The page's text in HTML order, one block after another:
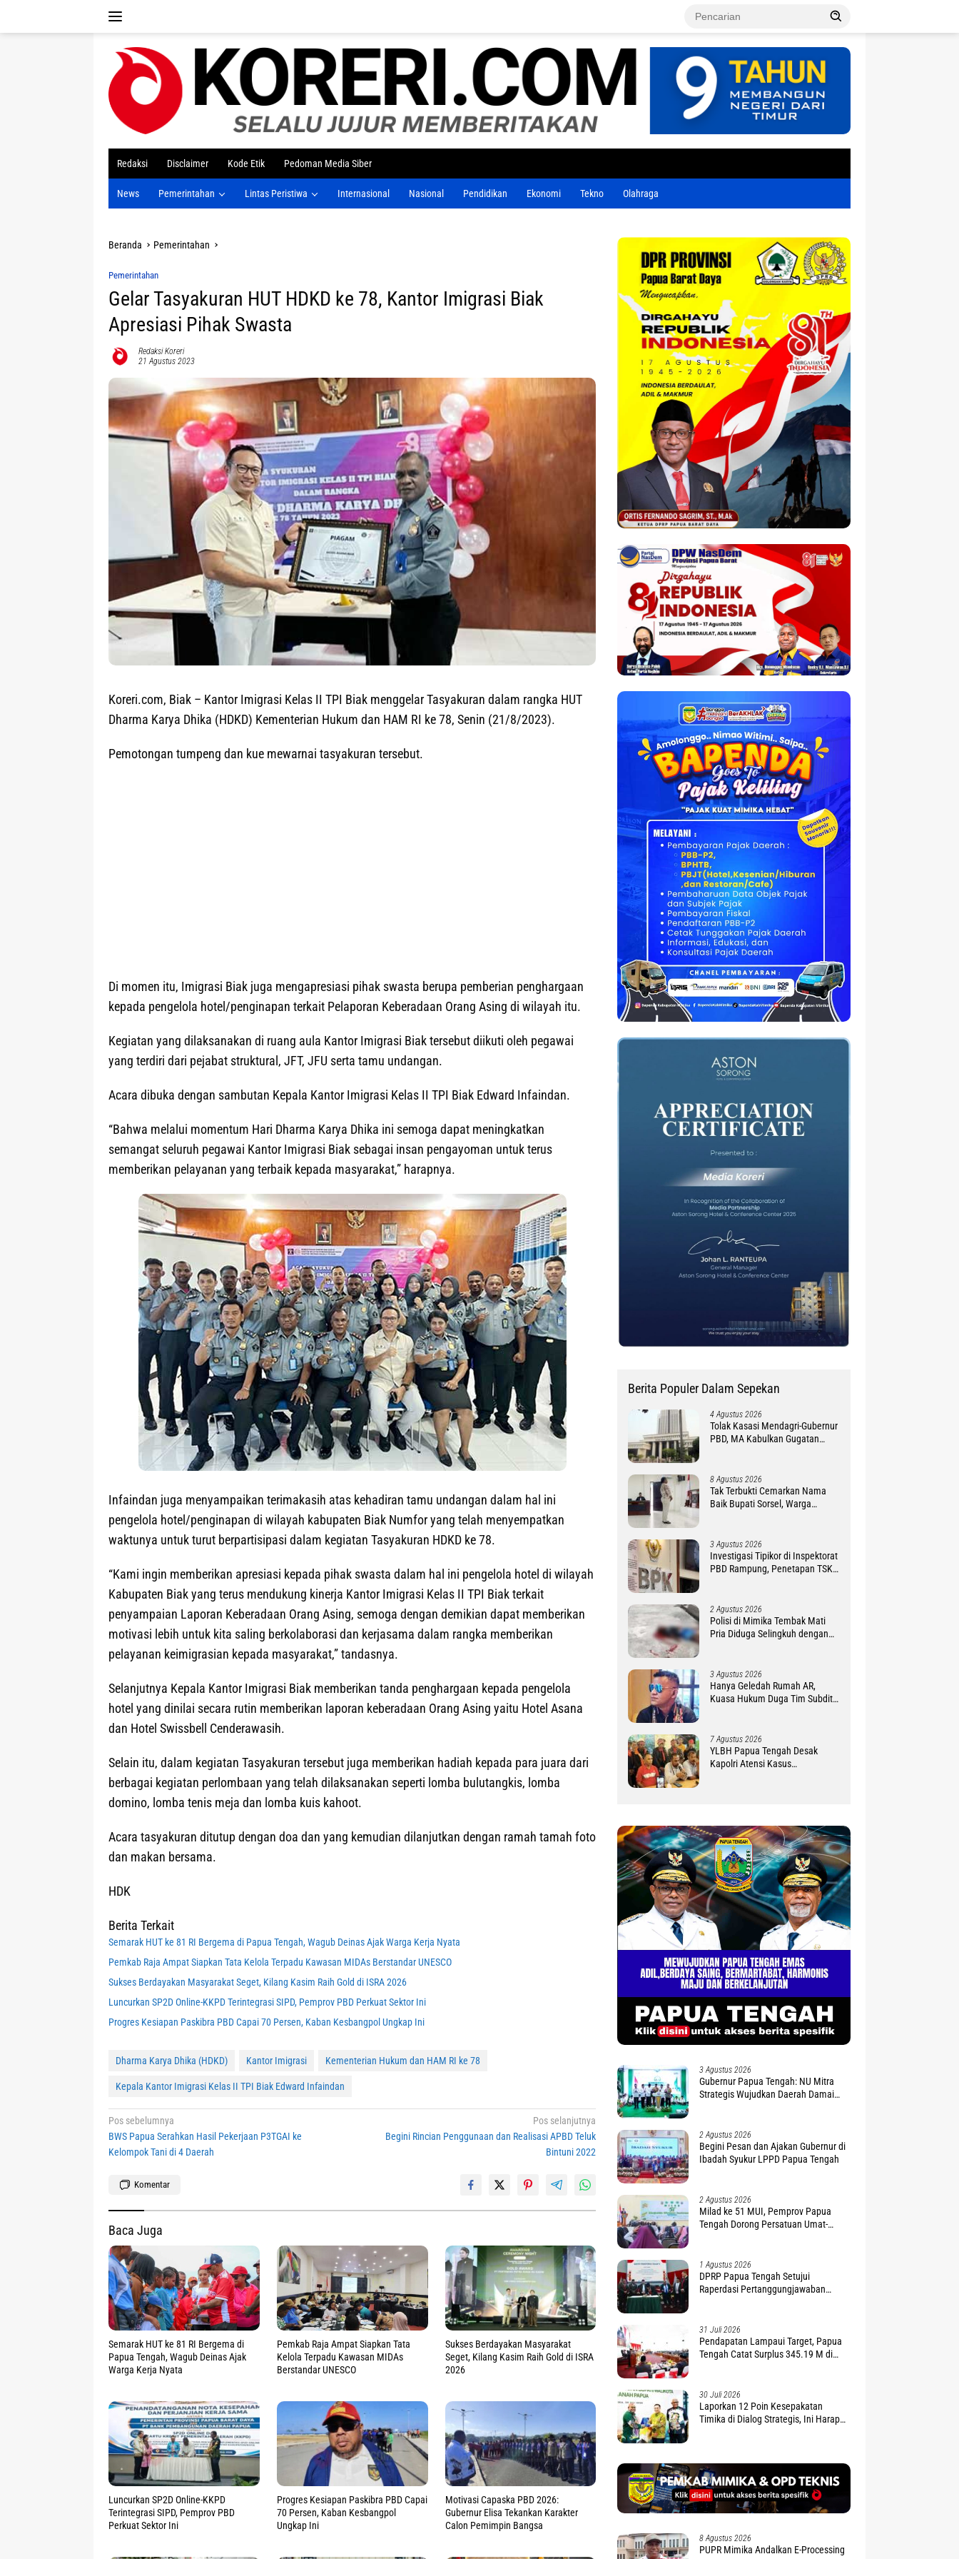
Redaksi Disclaimer Kode Etik Pedoman Media Siber
News Pemerintahan Lintas Peristiwa Internasional Nasional Pendidikan Ekonomi Tekno Olahraga
Beranda Pemerintahan
Pemerintahan
Gelar Tasyakuran HUT HDKD ke 78, Kantor Imigrasi Biak
Apresiasi Pihak Swasta
Redaksi Koreri
21 Agustus 2023
Koreri.com, Biak – Kantor Imigrasi Kelas II TPI Biak menggelar Tasyakuran dalam rangka HUT
Dharma Karya Dhika (HDKD) Kementerian Hukum dan HAM RI ke 78, Senin (21/8/2023).
Pemotongan tumpeng dan kue mewarnai tasyakuran tersebut.
Di momen itu, Imigrasi Biak juga mengapresiasi pihak swasta berupa pemberian penghargaan
kepada pengelola hotel/penginapan terkait Pelaporan Keberadaan Orang Asing di wilayah itu.
Kegiatan yang dilaksanakan di ruang aula Kantor Imigrasi Biak tersebut diikuti oleh pegawai
yang terdiri dari pejabat struktural, JFT, JFU serta tamu undangan.
Acara dibuka dengan sambutan Kepala Kantor Imigrasi Kelas II TPI Biak Edward Infaindan.
“Bahwa melalui momentum Hari Dharma Karya Dhika ini semoga dapat meningkatkan
semangat seluruh pegawai Kantor Imigrasi Biak sebagai insan pengayoman untuk terus
memberikan pelayanan yang terbaik kepada masyarakat,” harapnya.
Infaindan juga menyampaikan terimakasih atas kehadiran tamu undangan dalam hal ini
pengelola hotel/penginapan di wilayah kabupaten Biak Numfor yang telah menyempatkan
waktunya untuk turut berpartisipasi dalam kegiatan Tasyakuran HDKD ke 78.
“Kami ingin memberikan apresiasi kepada pihak swasta dalam hal ini pengelola hotel di wilayah
Kabupaten Biak yang terus mendukung kinerja Kantor Imigrasi Kelas II TPI Biak terkait
penyampaian Laporan Keberadaan Orang Asing, semoga dengan demikian dapat memberikan
motivasi lebih untuk kita saling berkolaborasi dan kerjasama dalam rangka memberikan
pelayanan keimigrasian kepada masyarakat,” tandasnya.
Selanjutnya Kepala Kantor Imigrasi Biak memberikan tanda penghargaan kepada pengelola
hotel yang dinilai secara rutin memberikan laporan keberadaan Orang Asing yaitu Hotel Asana
dan Hotel Swissbell Cenderawasih.
Selain itu, dalam kegiatan Tasyakuran tersebut juga memberikan hadiah kepada para juara dari
berbagai kegiatan perlombaan yang telah dilaksanakan seperti lomba bulutangkis, lomba
domino, lomba tenis meja dan lomba kuis kahoot.
Acara tasyakuran ditutup dengan doa dan yang kemudian dilanjutkan dengan ramah tamah foto
dan makan bersama.
HDK
Berita Terkait
Semarak HUT ke 81 RI Bergema di Papua Tengah, Wagub Deinas Ajak Warga Kerja Nyata
Pemkab Raja Ampat Siapkan Tata Kelola Terpadu Kawasan MIDAs Berstandar UNESCO
Sukses Berdayakan Masyarakat Seget, Kilang Kasim Raih Gold di ISRA 2026
Luncurkan SP2D Online-KKPD Terintegrasi SIPD, Pemprov PBD Perkuat Sektor Ini
Progres Kesiapan Paskibra PBD Capai 70 Persen, Kaban Kesbangpol Ungkap Ini
Dharma Karya Dhika (HDKD) Kantor Imigrasi Kementerian Hukum dan HAM RI ke 78
Kepala Kantor Imigrasi Kelas II TPI Biak Edward Infaindan
Navigasi
pos
Pos sebelumnya
BWS Papua Serahkan Hasil Pekerjaan P3TGAI ke
Kelompok Tani di 4 Daerah
Pos selanjutnya
Begini Rincian Penggunaan dan Realisasi APBD Teluk
Bintuni 2022
Komentar
Baca Juga
Semarak HUT ke 81 RI Bergema di
Papua Tengah, Wagub Deinas Ajak
Warga Kerja Nyata
Pemkab Raja Ampat Siapkan Tata
Kelola Terpadu Kawasan MIDAs
Berstandar UNESCO
Sukses Berdayakan Masyarakat
Seget, Kilang Kasim Raih Gold di ISRA
2026
Luncurkan SP2D Online-KKPD
Terintegrasi SIPD, Pemprov PBD
Perkuat Sektor Ini
Progres Kesiapan Paskibra PBD Capai
70 Persen, Kaban Kesbangpol
Ungkap Ini
Motivasi Capaska PBD 2026:
Gubernur Elisa Tekankan Karakter
Calon Pemimpin Bangsa
Berita Populer Dalam Sepekan
4 Agustus 2026
Tolak Kasasi Mendagri-Gubernur
PBD, MA Kabulkan Gugatan
8 Agustus 2026
Tak Terbukti Cemarkan Nama
Baik Bupati Sorsel, Warga
3 Agustus 2026
Investigasi Tipikor di Inspektorat
PBD Rampung, Penetapan TSK
2 Agustus 2026
Polisi di Mimika Tembak Mati
Pria Diduga Selingkuh dengan
3 Agustus 2026
Hanya Geledah Rumah AR,
Kuasa Hukum Duga Tim Subdit
7 Agustus 2026
YLBH Papua Tengah Desak
Kapolri Atensi Kasus
3 Agustus 2026
Gubernur Papua Tengah: NU Mitra
Strategis Wujudkan Daerah Damai
2 Agustus 2026
Begini Pesan dan Ajakan Gubernur di
Ibadah Syukur LPPD Papua Tengah
2 Agustus 2026
Milad ke 51 MUI, Pemprov Papua
Tengah Dorong Persatuan Umat-
1 Agustus 2026
DPRP Papua Tengah Setujui
Raperdasi Pertanggungjawaban
31 Juli 2026
Pendapatan Lampaui Target, Papua
Tengah Catat Surplus 345.19 M di
30 Juli 2026
Laporkan 12 Poin Kesepakatan
Timika di Dialog Strategis, Ini Harapan
8 Agustus 2026
PUPR Mimika Andalkan E-Processing